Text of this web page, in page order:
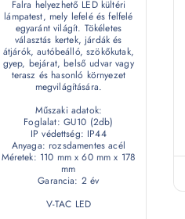
Falra helyezhető LED kültéri
lámpatest, mely lefelé és felfelé
egyaránt világít. Tökéletes
választás kertek, járdák és
átjárók, autóbeálló, szökőkutak,
gyep, bejárat, belső udvar vagy
terasz és hasonló környezet
megvilágítására.
Műszaki adatok:
Foglalat: GU10 (2db)
IP védettség: IP44
Anyaga: rozsdamentes acél
Méretek: 110 mm x 60 mm x 178
mm
Garancia: 2 év
V-TAC LED